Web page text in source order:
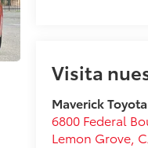
Visita
Maverick Toyota
6800 Federal
Lemon Grove